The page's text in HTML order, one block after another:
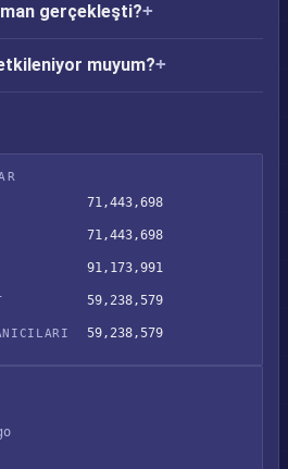
gerçekleşti?
muyum?
71,443,698
71,443,698
91,173,991
59,238,579
59,238,579